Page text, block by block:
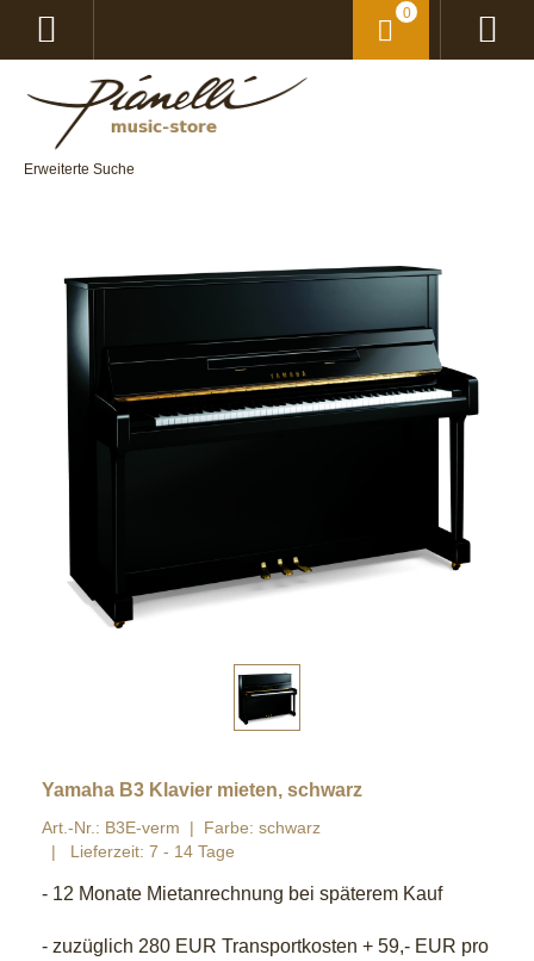
Erweiterte Suche
0
Yamaha B3 Klavier mieten, schwarz
Art.-Nr.: B3E-verm
Farbe: schwarz
Lieferzeit: 7 - 14 Tage
- 12 Monate Mietanrechnung bei späterem Kauf
- zuzüglich 280 EUR Transportkosten + 59,- EUR pro